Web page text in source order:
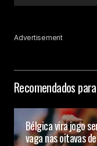
Advertisement
Recomendados
Bélgica vira jogo
vaga nas oitavas